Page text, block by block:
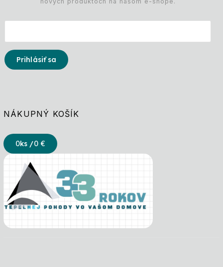
Prihlásiť sa
NÁKUPNÝ KOŠÍK
0ks /0 €